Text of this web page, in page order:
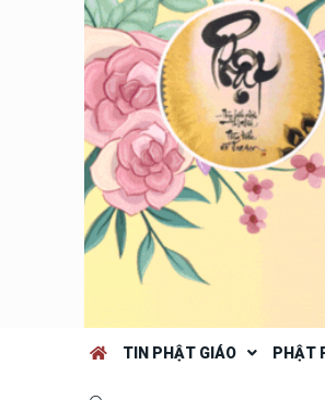
TIN PHẬT GIÁO PHẬT